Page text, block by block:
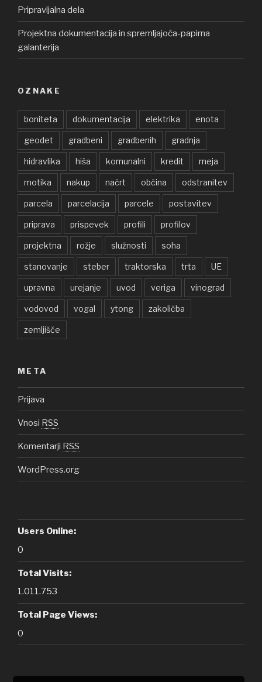
Pripravljalna dela
Projektna dokumentacija in spremljajoča-papirna
galanterija
OZNAKE
boniteta dokumentacija elektrika enota
geodet gradbeni gradbenih gradnja
hidravlika hiša komunalni kredit meja
motika nakup načrt občina odstranitev
parcela parcelacija parcele postavitev
priprava prispevek profili profilov
projektna rožje služnosti soha
stanovanje steber traktorska trta UE
upravna urejanje uvod veriga vinograd
vodovod vogal ytong zakoličba
zemljišče
META
Prijava
Vnosi RSS
Komentarji RSS
WordPress.org
Users Online:
0
Total Visits:
1.011.753
Total Page Views:
0